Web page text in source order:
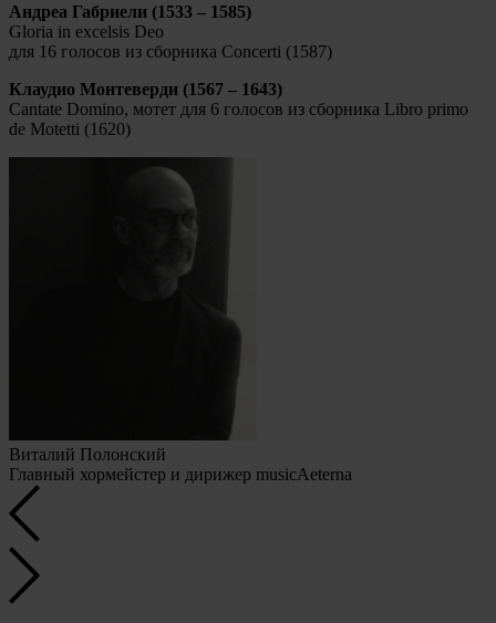
Андреа Габриели (1533 – 1585)
Gloria in excelsis Deo
для 16 голосов из сборника Concerti (1587)
Клаудио Монтеверди (1567 – 1643)
Cantate Domino, мотет для 6 голосов из сборника Libro primo
de Motetti (1620)
Виталий Полонский
Главный хормейстер и дирижер musicAeterna